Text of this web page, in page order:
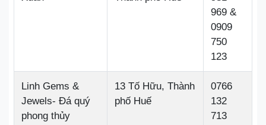
969 &
0909
750
123
Linh Gems &
Jewels- Đá quý
phong thủy
13 Tố Hữu, Thành
phố Huế
0766
132
713